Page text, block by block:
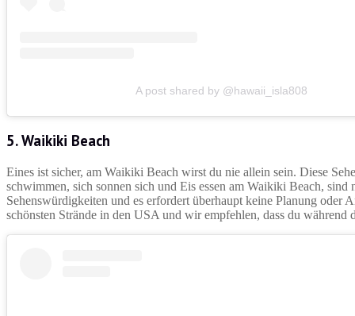
A post shared by @hawaii_isla808
5. Waikiki Beach
Eines ist sicher, am Waikiki Beach wirst du nie allein sein. Diese
schwimmen, sich sonnen sich und Eis essen am Waikiki Beach,
Sehenswürdigkeiten und es erfordert überhaupt keine Planung
schönsten Strände in den USA und wir empfehlen, dass du